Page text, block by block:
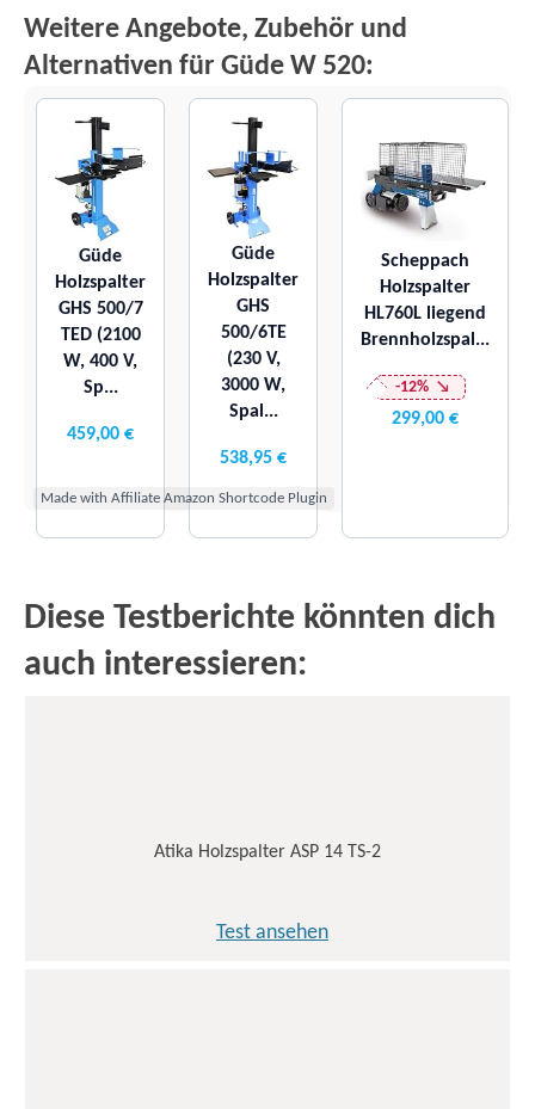
Weitere Angebote, Zubehör und
Alternativen für Güde W 520:
Güde
Holzspalter
GHS 500/7
TED (2100
W, 400 V,
Sp...
459,00 €
Güde
Holzspalter
GHS
500/6TE
(230 V,
3000 W,
Spal...
538,95 €
Scheppach
Holzspalter
HL760L liegend
Brennholzspal...
-12%
299,00 €
Made with Affiliate Amazon Shortcode Plugin
Diese Testberichte könnten dich
auch interessieren:
Atika Holzspalter ASP 14 TS-2
Test ansehen